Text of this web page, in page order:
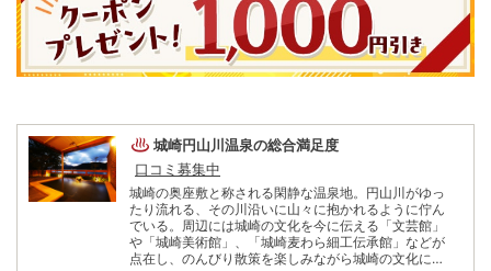
城崎円山川温泉の総合満足度
口コミ募集中
城崎の奥座敷と称される閑静な温泉地。円山川がゆっ
たり流れる、その川沿いに山々に抱かれるように佇ん
でいる。周辺には城崎の文化を今に伝える「文芸館」
や「城崎美術館」、「城崎麦わら細工伝承館」などが
点在し、のんびり散策を楽しみながら城崎の文化に触